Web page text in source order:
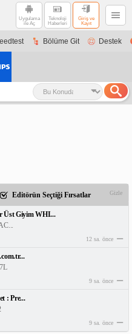
Uygulama
ile Aç
Teknoloji
Haberleri
Giriş ve
Kayıt
Bölüme Git Destek
Editörün Seçtiği Fırsatlar Gizle
Üst Giyim WHI...
12 sa. önce
9 sa. önce
: Pre...
9 sa. önce